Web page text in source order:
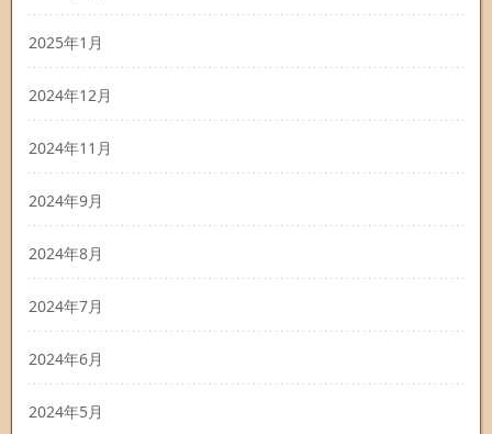
2025年1月
2024年12月
2024年11月
2024年9月
2024年8月
2024年7月
2024年6月
2024年5月